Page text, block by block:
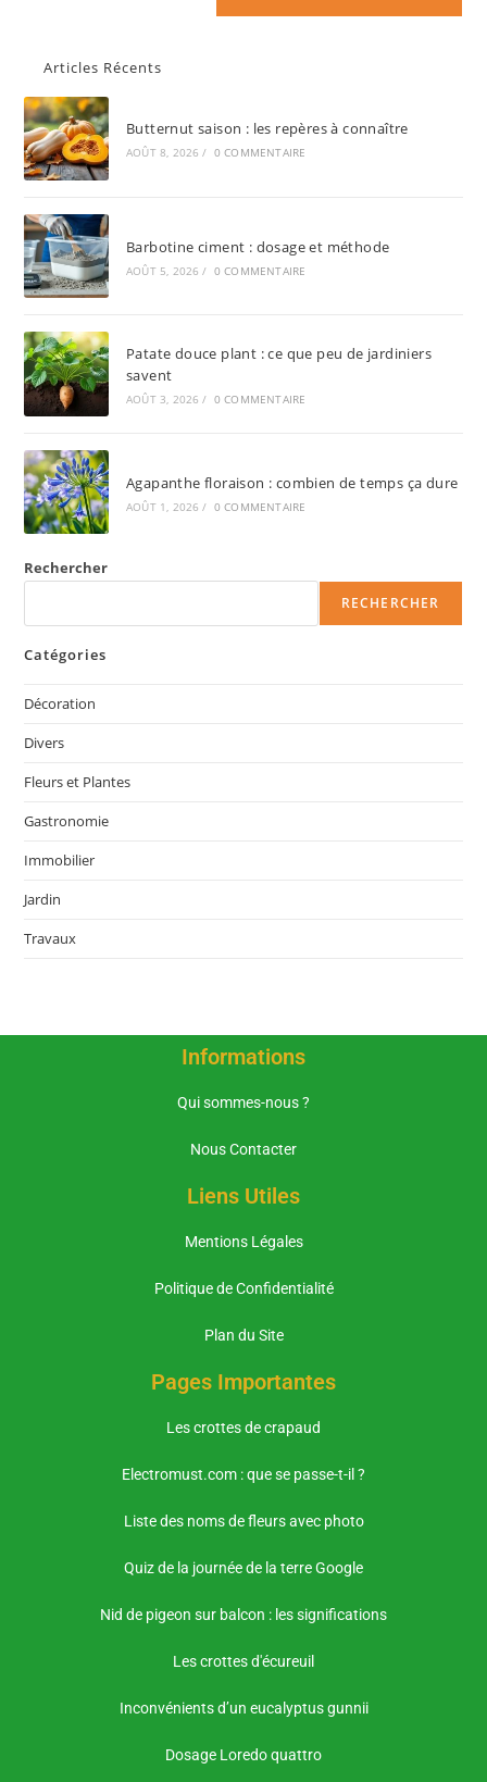
Articles Récents
Butternut saison : les repères à connaître
AOÛT 8, 2026 / 0 COMMENTAIRE
Barbotine ciment : dosage et méthode
AOÛT 5, 2026 / 0 COMMENTAIRE
Patate douce plant : ce que peu de jardiniers
savent
AOÛT 3, 2026 / 0 COMMENTAIRE
Agapanthe floraison : combien de temps ça dure
AOÛT 1, 2026 / 0 COMMENTAIRE
Rechercher
RECHERCHER
Catégories
Décoration
Divers
Fleurs et Plantes
Gastronomie
Immobilier
Jardin
Travaux
Informations
Qui sommes-nous ?
Nous Contacter
Liens Utiles
Mentions Légales
Politique de Confidentialité
Plan du Site
Pages Importantes
Les crottes de crapaud
Electromust.com : que se passe-t-il ?
Liste des noms de fleurs avec photo
Quiz de la journée de la terre Google
Nid de pigeon sur balcon : les significations
Les crottes d'écureuil
Inconvénients d’un eucalyptus gunnii
Dosage Loredo quattro